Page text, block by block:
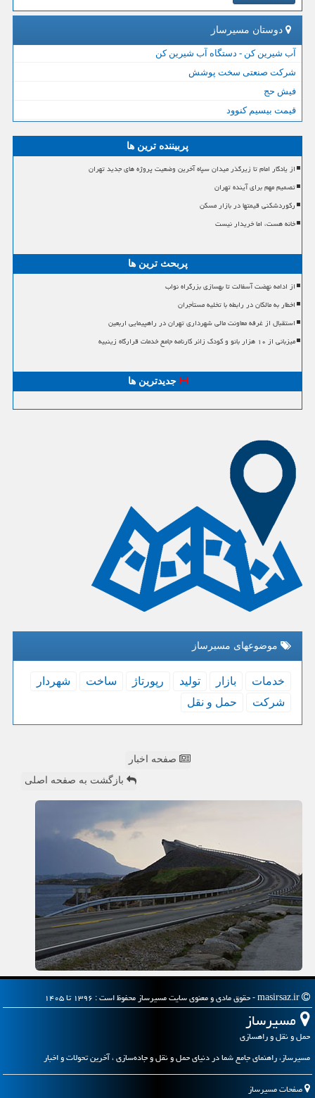
دوستان مسیرساز
آب شیرین کن - دستگاه آب شیرین کن
شرکت صنعتی سخت پوشش
فیش حج
قیمت بیسیم کنوود
پربیننده ترین ها
از یادگار امام تا زیرگذر میدان سپاه آخرین وضعیت پروژه های جدید تهران
تصمیم مهم برای آینده تهران
رکوردشکنی قیمتها در بازار مسکن
خانه هست، اما خریدار نیست
پربحث ترین ها
از ادامه نهضت آسفالت تا بهسازی بزرگراه نواب
اخطار به مالکان در رابطه با تخلیه مستأجران
استقبال از غرفه معاونت مالی شهرداری تهران در راهپیمایی اربعین
میزبانی از ۱۰ هزار بانو و کودک زائر کارنامه جامع خدمات قرارگاه زینبیه
جدیدترین ها
موضوعهای مسیرساز
خدمات بازار تولید رپورتاژ ساخت
شهردار
شركت
حمل و نقل
صفحه اخبار
بازگشت به صفحه اصلی
مسیرساز
حمل و نقل و راهسازی
مسیرساز، راهنمای جامع شما در دنیای حمل و نقل و جاده‌سازی ، آخرین تحولات و اخبار
صفحات مسیرساز